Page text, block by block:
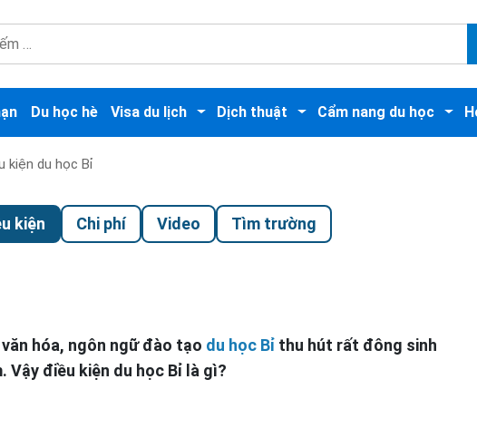
Du học hè Visa du lịch Dịch thuật Cẩm nang du học
kiện du học Bỉ
kiện Chi phí Video Tìm trường
hóa, ngôn ngữ đào tạo du học Bỉ thu hút rất đông sinh
Vậy điều kiện du học Bỉ là gì?